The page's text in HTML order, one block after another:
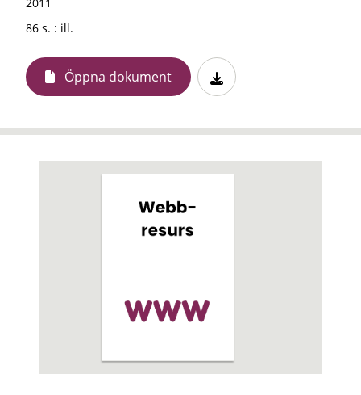
86 s. : ill.
Öppna dokument